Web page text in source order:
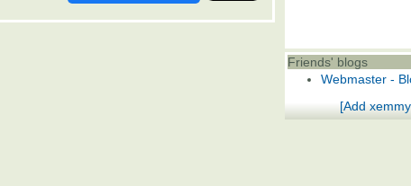
Friends' blogs
Webmaster -
[Add